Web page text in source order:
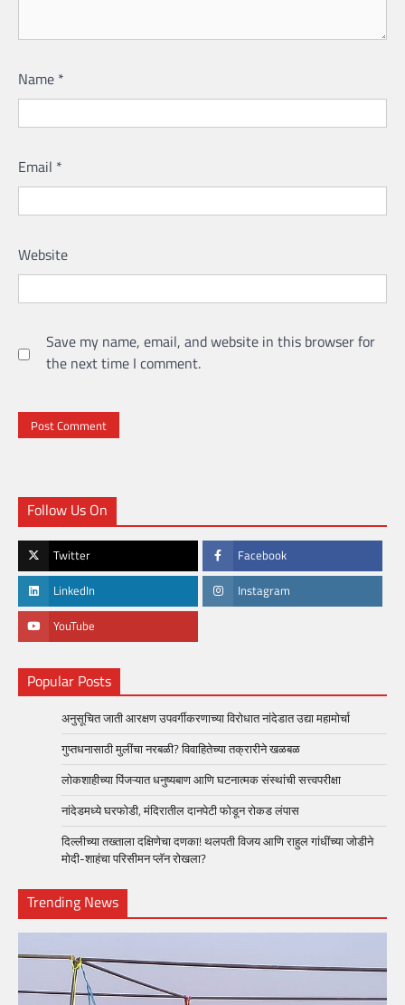
Name *
Email *
Website
Save my name, email, and website in this browser for
the next time I comment.
Follow Us On
Twitter Facebook
LinkedIn Instagram
YouTube
Popular Posts
अनुसूचित जाती आरक्षण उपवर्गीकरणाच्या विरोधात नांदेडात उद्या महामोर्चा
गुप्तधनासाठी मुलींचा नरबळी? विवाहितेच्या तक्रारीने खळबळ
लोकशाहीच्या पिंजऱ्यात धनुष्यबाण आणि घटनात्मक संस्थांची सत्त्वपरीक्षा
नांदेडमध्ये घरफोडी, मंदिरातील दानपेटी फोडून रोकड लंपास
दिल्लीच्या तख्ताला दक्षिणेचा दणका! थलपती विजय आणि राहुल गांधींच्या जोडीने
मोदी-शाहंचा परिसीमन प्लॅन रोखला?
Trending News